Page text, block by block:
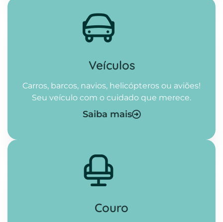
Veículos
Carros, barcos, navios, helicópteros ou aviões!
Seu veículo com o cuidado que merece.
Saiba mais
Couro